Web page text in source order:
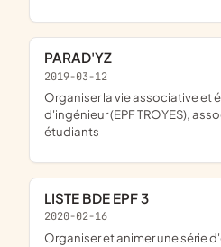
PARAD'YZ
2019-03-12
organiser la vie associative et étudiante d'une école
d'ingénieur (EPF TROYES),
étudiants
LISTE BDE EPF 3
2020-02-16
organiser et animer une série d'évènements pour les